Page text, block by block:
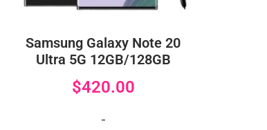
Samsung Galaxy Note 20
Ultra 5G 12GB/128GB
$420.00
-